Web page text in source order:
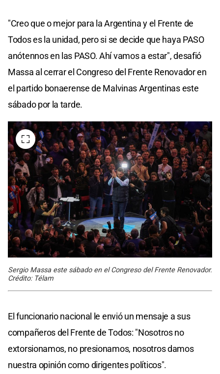
"Creo que o mejor para la Argentina y el Frente de
Todos es la unidad, pero si se decide que haya PASO
anótennos en las PASO. Ahí vamos a estar", desafió
Massa al cerrar el Congreso del Frente Renovador en
el partido bonaerense de Malvinas Argentinas este
sábado por la tarde.
Sergio Massa este sábado en el Congreso del Frente Renovador.
Crédito: Télam
El funcionario nacional le envió un mensaje a sus
compañeros del Frente de Todos: "Nosotros no
extorsionamos, no presionamos, nosotros damos
nuestra opinión como dirigentes políticos".